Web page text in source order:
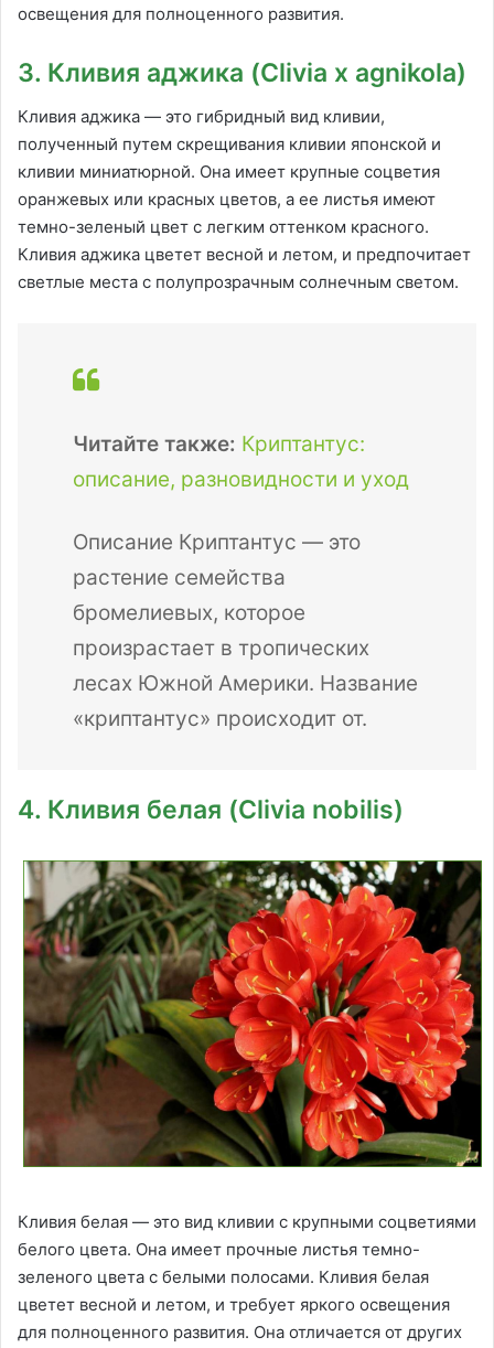
освещения для полноценного развития.
3. Кливия аджика (Clivia x agnikola)
Кливия аджика — это гибридный вид кливии,
полученный путем скрещивания кливии японской и
кливии миниатюрной. Она имеет крупные соцветия
оранжевых или красных цветов, а ее листья имеют
темно-зеленый цвет с легким оттенком красного.
Кливия аджика цветет весной и летом, и предпочитает
светлые места с полупрозрачным солнечным светом.
Читайте также: Криптантус:
описание, разновидности и уход
Описание Криптантус — это
растение семейства
бромелиевых, которое
произрастает в тропических
лесах Южной Америки. Название
«криптантус» происходит от.
4. Кливия белая (Clivia nobilis)
Кливия белая — это вид кливии с крупными соцветиями
белого цвета. Она имеет прочные листья темно-
зеленого цвета с белыми полосами. Кливия белая
цветет весной и летом, и требует яркого освещения
для полноценного развития. Она отличается от других